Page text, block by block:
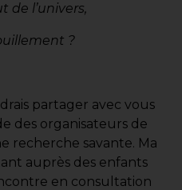
de l’univers,
?
partager avec vous
des organisateurs de
recherche savante. Ma
auprès des enfants
en consultation